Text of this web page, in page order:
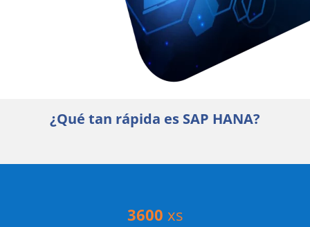
¿Qué tan rápida es SAP HANA?
3600 xs